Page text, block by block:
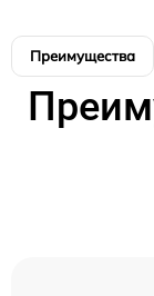
Преимущества